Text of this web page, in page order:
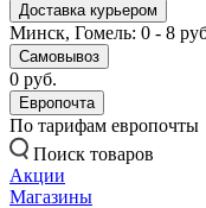
Доставка курьером
Минск, Гомель: 0 - 8
Самовывоз
0 руб.
Европочта
По тарифам европочты
Поиск товаров
Акции
Магазины